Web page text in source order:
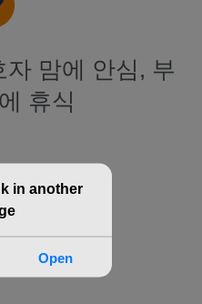
맘에 안심, 부
휴식